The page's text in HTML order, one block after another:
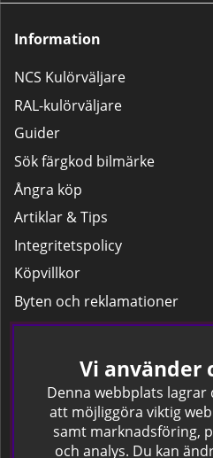
Information
NCS Kulörväljare
RAL-kulörväljare
Guider
Sök färgkod bilmärke
Ångra köp
Artiklar & Tips
Integritetspolicy
Köpvillkor
Byten och reklamationer
Leverans
Hitta färgkoden på bilen.
Företagskund
Om oss
Vi använder
Denna webbplats
att möjliggöra viktig
samt marknadsföring,
och analys. Du kan